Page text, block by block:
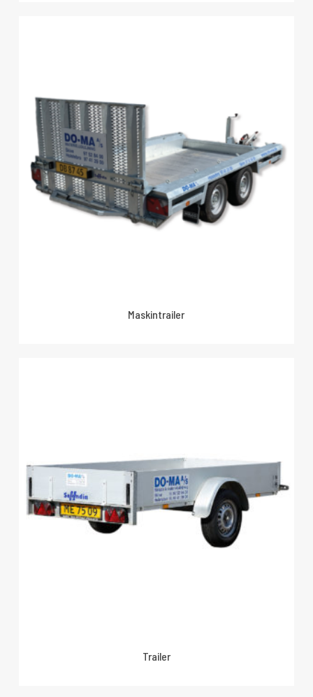
Maskintrailer
Trailer